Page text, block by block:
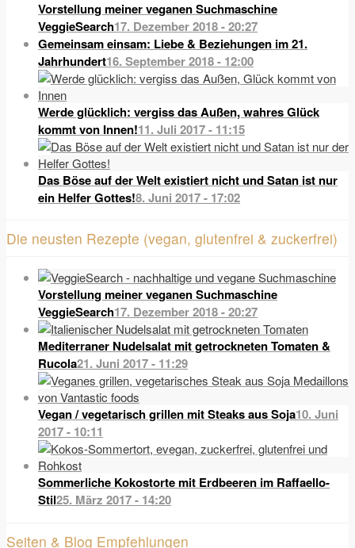
Vorstellung meiner veganen Suchmaschine
VeggieSearch17. Dezember 2018 - 20:27
Gemeinsam einsam: Liebe & Beziehungen im 21.
Jahrhundert16. September 2018 - 12:00
Werde glücklich: vergiss das Außen, wahres Glück
kommt von Innen!11. Juli 2017 - 11:15
Das Böse auf der Welt existiert nicht und Satan ist nur
ein Helfer Gottes!8. Juni 2017 - 17:02
Die neusten Rezepte (vegan, glutenfrei & zuckerfrei)
Vorstellung meiner veganen Suchmaschine
VeggieSearch17. Dezember 2018 - 20:27
Mediterraner Nudelsalat mit getrockneten Tomaten &
Rucola21. Juni 2017 - 11:29
Vegan / vegetarisch grillen mit Steaks aus Soja10. Juni
2017 - 10:11
Sommerliche Kokostorte mit Erdbeeren im Raffaello-
Stil25. März 2017 - 14:20
Seiten & Blog Empfehlungen